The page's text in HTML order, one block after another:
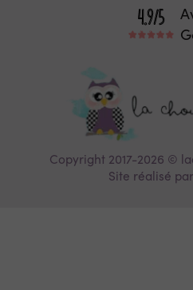
Copyright 2017-2026 ©
Site réalisé par